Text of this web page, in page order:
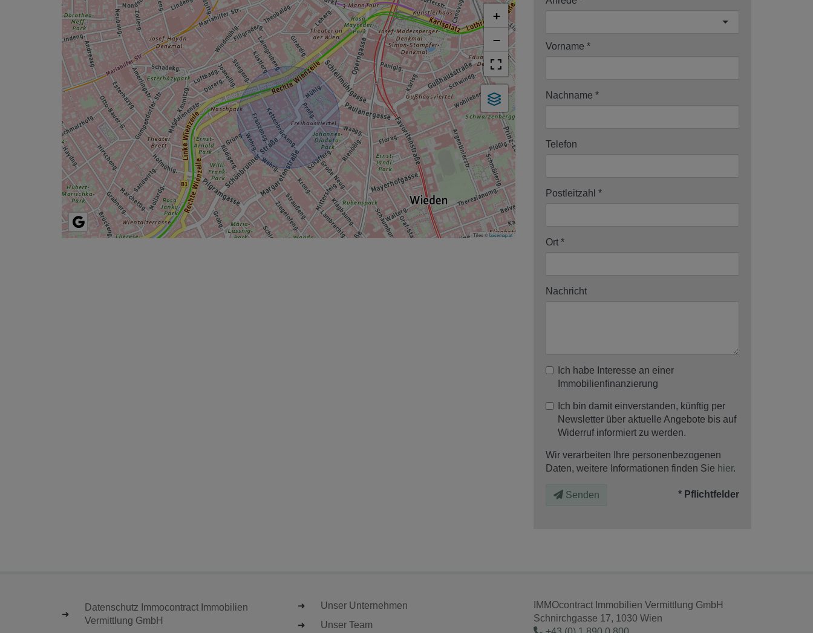
+
−
Tiles ©basemap.at
Vorname
Nachname
Telefon
Postleitzahl
Ort
Nachricht
Ich habe Interesse an einer
Immobilienfinanzierung
Ich bin damit einverstanden, künftig per
Newsletter über aktuelle Angebote bis auf
Widerruf informiert zu werden.
Wir verarbeiten Ihre personenbezogenen
Daten, weitere Informationen finden Sie hier.
Senden * Pflichtfelder
Datenschutz Immocontract Immobilien
Vermittlung GmbH
Unser Unternehmen
Unser Team
IMMOcontract Immobilien Vermittlung GmbH
Schnirchgasse 17, 1030 Wien